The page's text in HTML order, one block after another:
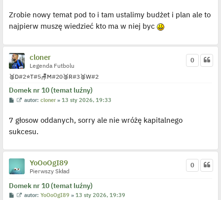
Zrobie nowy temat pod to i tam ustalimy budżet i plan ale to
najpierw muszę wiedzieć kto ma w niej byc
cloner
Legenda Futbolu
🥈D#2⭐T#5🪑M#20🥉R#3🥈W#2
Domek nr 10 (temat luźny)
0
P
t
W
w
i
e
p
o
d
n
c
autor:cloner »13 sty 2026, 19:33
7 głosow oddanych, sorry ale nie wróżę kapitalnego
sukcesu.
YoOoOgI89
Pierwszy Skład
Domek nr 10 (temat luźny)
0
P
W
autor:YoOoOgI89 »13 sty 2026, 19:39